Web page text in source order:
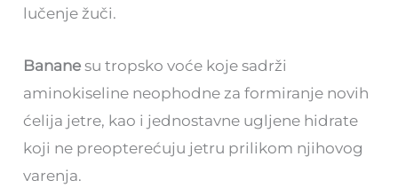
lučenje žuči.
Bananesu tropsko voće koje sadrži
aminokiseline neophodne za formiranje novih
ćelija jetre, kao i jednostavne ugljene hidrate
koji ne preopterećuju jetru prilikom njihovog
varenja.